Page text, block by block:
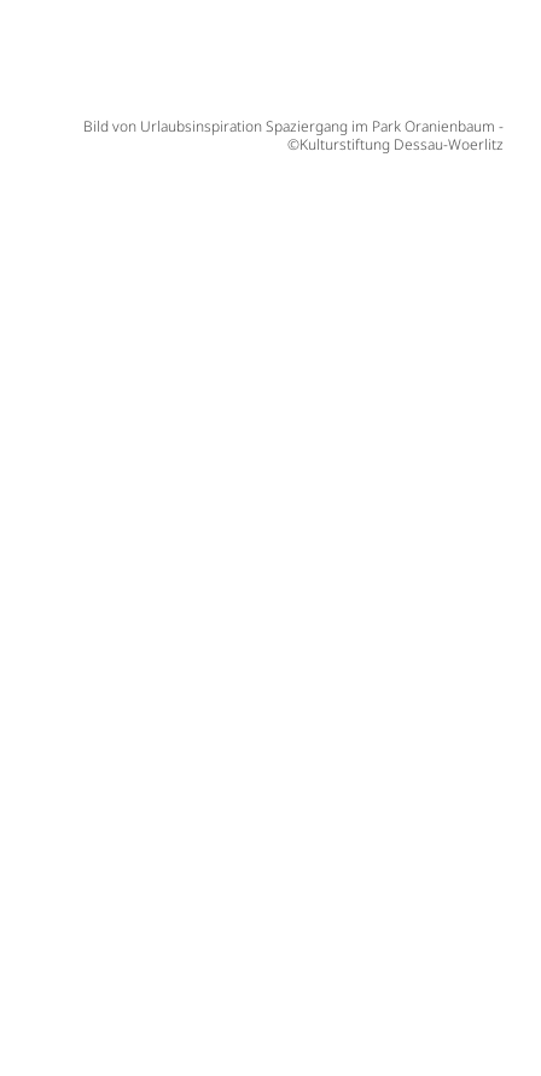
Bild von Urlaubsinspiration Spaziergang im Park Oranienbaum -
©Kulturstiftung Dessau-Woerlitz